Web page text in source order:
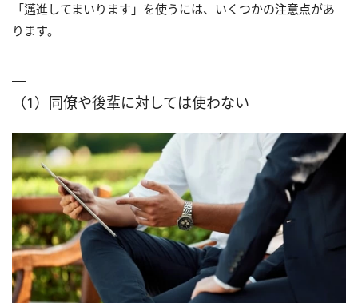
「邁進してまいります」を使うには、いくつかの注意点があ
ります。
（1）同僚や後輩に対しては使わない